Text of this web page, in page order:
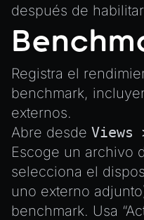
después de
Registra el
benchmark,
externos.
Abre desde Views
Escoge un archivo
selecciona el
uno externo
benchmark. Usa